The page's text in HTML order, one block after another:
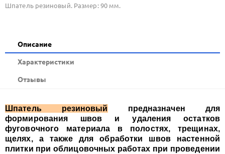
Шпатель резиновый. Размер: 90 мм.
Описание
Xарактеристики
Отзывы
Шпатель резиновый предназначен для
формирования швов и удаления остатков
фуговочного материала в полостях, трещинах,
щелях, а также для обработки швов настенной
плитки при облицовочных работах при проведении